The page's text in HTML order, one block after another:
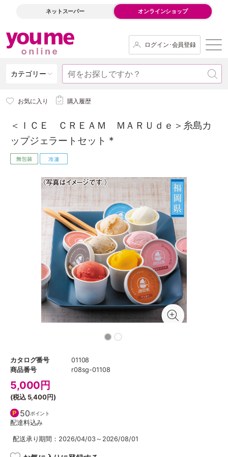
ネットスーパー オンラインショップ
ログイン･会員登録
カテゴリー
お気に入り 購入履歴
＜ＩＣＥ ＣＲＥＡＭ ＭＡＲＵｄｅ＞糸島カ
ップジェラートセット *
カタログ番号
01108
商品番号
r08sg-01108
5,000 円
(税込 5,400円)
50ポイント
配達料込み
配送承り期間：2026/04/03～2026/08/01